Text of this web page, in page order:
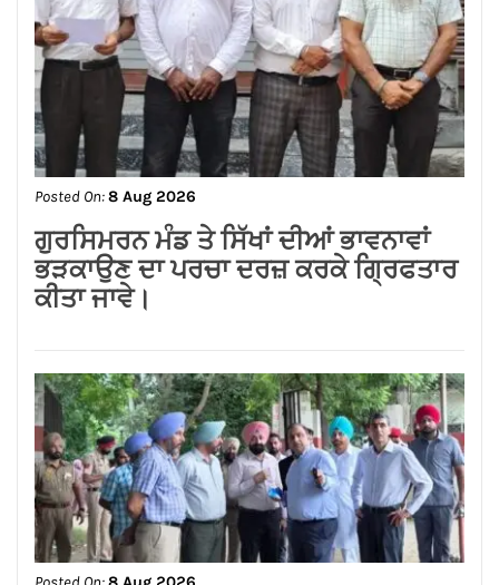
Posted On: 8 Aug 2026
जालंधर कैंट के लोगों की लंबे समय से लंबित
समस्याओं का समाधान करवाने के लिए हर स्तर
पर करूंगा प्रयास — अमित तनेजा
Posted On:8 Aug 2026
ਗੁਰਸਿਮਰਨ ਮੰਡ ਤੇ ਸਿੱਖਾਂ ਦੀਆਂ ਭਾਵਨਾਵਾਂ
ਭੜਕਾਉਣ ਦਾ ਪਰਚਾ ਦਰਜ਼ ਕਰਕੇ ਗ੍ਰਿਫਤਾਰ
ਕੀਤਾ ਜਾਵੇ।